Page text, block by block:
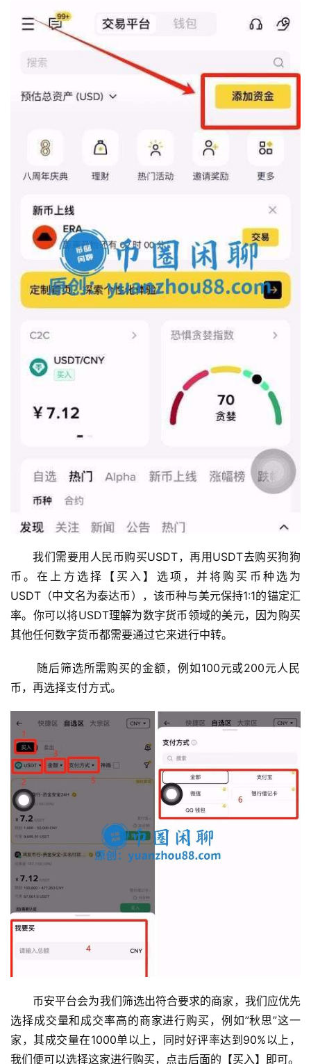
我们需要用人民币购买USDT，再用USDT去购买狗狗
币。在上方选择【买入】选项，并将购买币种选为
USDT（中文名为泰达币），该币种与美元保持1:1的锚定汇
率。你可以将USDT理解为数字货币领域的美元，因为购买
其他任何数字货币都需要通过它来进行中转。
币，再选择支付方式。
币安平台会为我们筛选出符合要求的商家，我们应优先
选择成交量和成交率高的商家进行购买，例如”秋思”这一
家，其成交量在1000单以上，同时好评率达到90%以上，
我们便可以选择这家进行购买，点击后面的【买入】即可。